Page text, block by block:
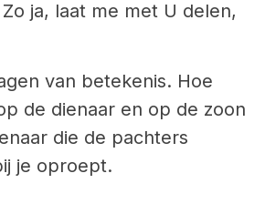
ja, laat me met U delen,
van betekenis. Hoe
de dienaar en op de zoon
die de pachters
je oproept.